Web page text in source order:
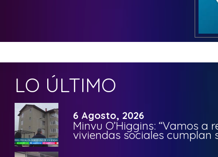
LO ÚLTIMO
6 Agosto, 2026
Minvu O’Higgins: “Vamos a
viviendas sociales cumplan